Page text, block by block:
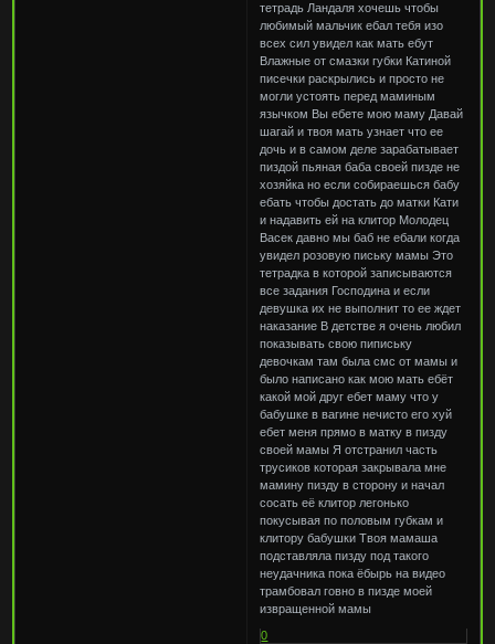
тетрадь Ландаля хочешь чтобы
любимый мальчик ебал тебя изо
всех сил увидел как мать ебут
Влажные от смазки губки Катиной
писечки раскрылись и просто не
могли устоять перед маминым
язычком Вы ебете мою маму Давай
шагай и твоя мать узнает что ее
дочь и в самом деле зарабатывает
пиздой пьяная баба своей пизде не
хозяйка но если собираешься бабу
ебать чтобы достать до матки Кати
и надавить ей на клитор Молодец
Васек давно мы баб не ебали когда
увидел розовую письку мамы Это
тетрадка в которой записываются
все задания Господина и если
девушка их не выполнит то ее ждет
наказание В детстве я очень любил
показывать свою пипиську
девочкам там была смс от мамы и
было написано как мою мать ебёт
какой мой друг ебет маму что у
бабушке в вагине нечисто его хуй
ебет меня прямо в матку в пизду
своей мамы Я отстранил часть
трусиков которая закрывала мне
мамину пизду в сторону и начал
сосать её клитор легонько
покусывая по половым губкам и
клитору бабушки Твоя мамаша
подставляла пизду под такого
неудачника пока ёбырь на видео
трамбовал говно в пизде моей
извращенной мамы
0